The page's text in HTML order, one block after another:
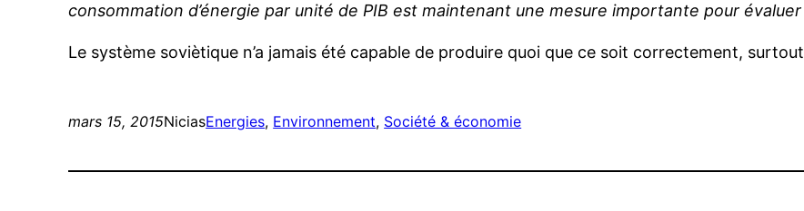
consommation d’énergie par unité de PIB est maintenant une mesure importante pour
Le système soviètique n’a jamais été capable de produire quoi que ce soit correctement,
mars 15, 2015NiciasEnergies, Environnement, Société & économie